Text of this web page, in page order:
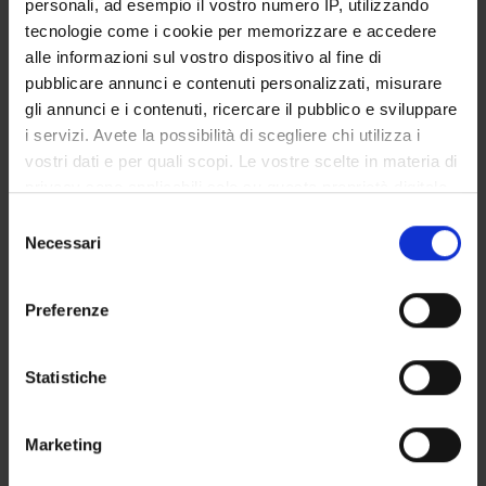
personali, ad esempio il vostro numero IP, utilizzando
tecnologie come i cookie per memorizzare e accedere
alle informazioni sul vostro dispositivo al fine di
pubblicare annunci e contenuti personalizzati, misurare
gli annunci e i contenuti, ricercare il pubblico e sviluppare
i servizi. Avete la possibilità di scegliere chi utilizza i
vostri dati e per quali scopi. Le vostre scelte in materia di
modificare o revocare il proprio consenso in qualsiasi
momento dalla Dichiarazione sui cookie o facendo clic
raccogliere informazioni sulla tua posizione
geografica, con un'approssimazione di qualche
Identificare il tuo dispositivo, scansionandolo
delNecessari
Preferenze
Statistiche
Marketing
Paola Cesari
Federico Fontana
Pietro Polotti
Davide Rocchesso
GRUPPI DI RICERCA